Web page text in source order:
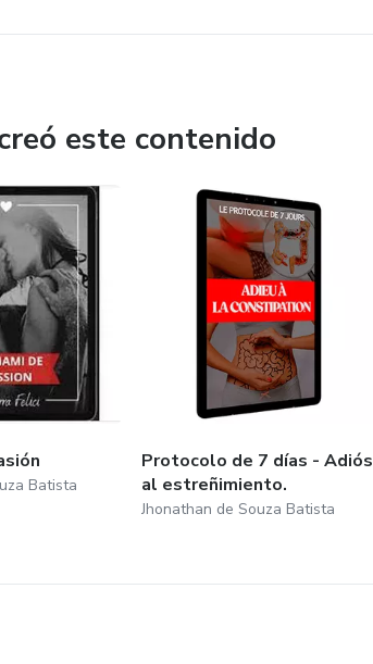
este contenido
Batista
Protocolo de 7 días - Adiós
al estreñimiento.
Jhonathan de Souza Batista